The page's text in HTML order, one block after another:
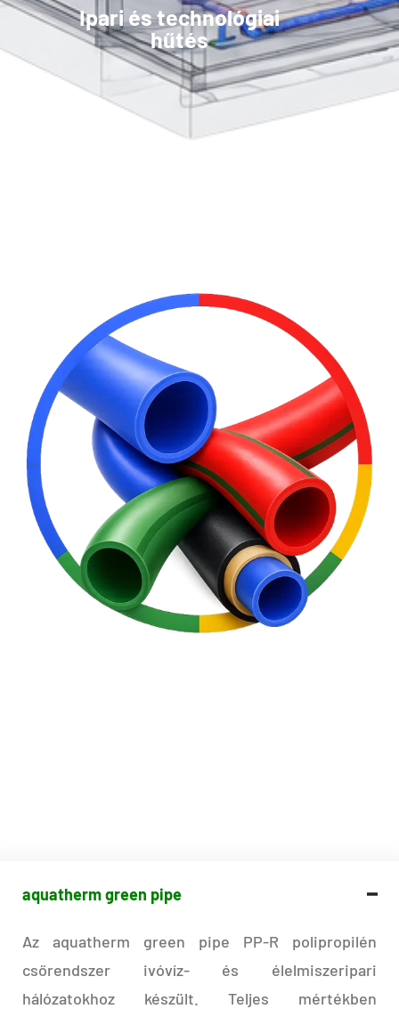
Ipari és technológiai
hűtés
aquatherm green pipe
Az aquatherm green pipe PP-R polipropilén
csőrendszer ivóvíz- és élelmiszeripari
hálózatokhoz készült. Teljes mértékben